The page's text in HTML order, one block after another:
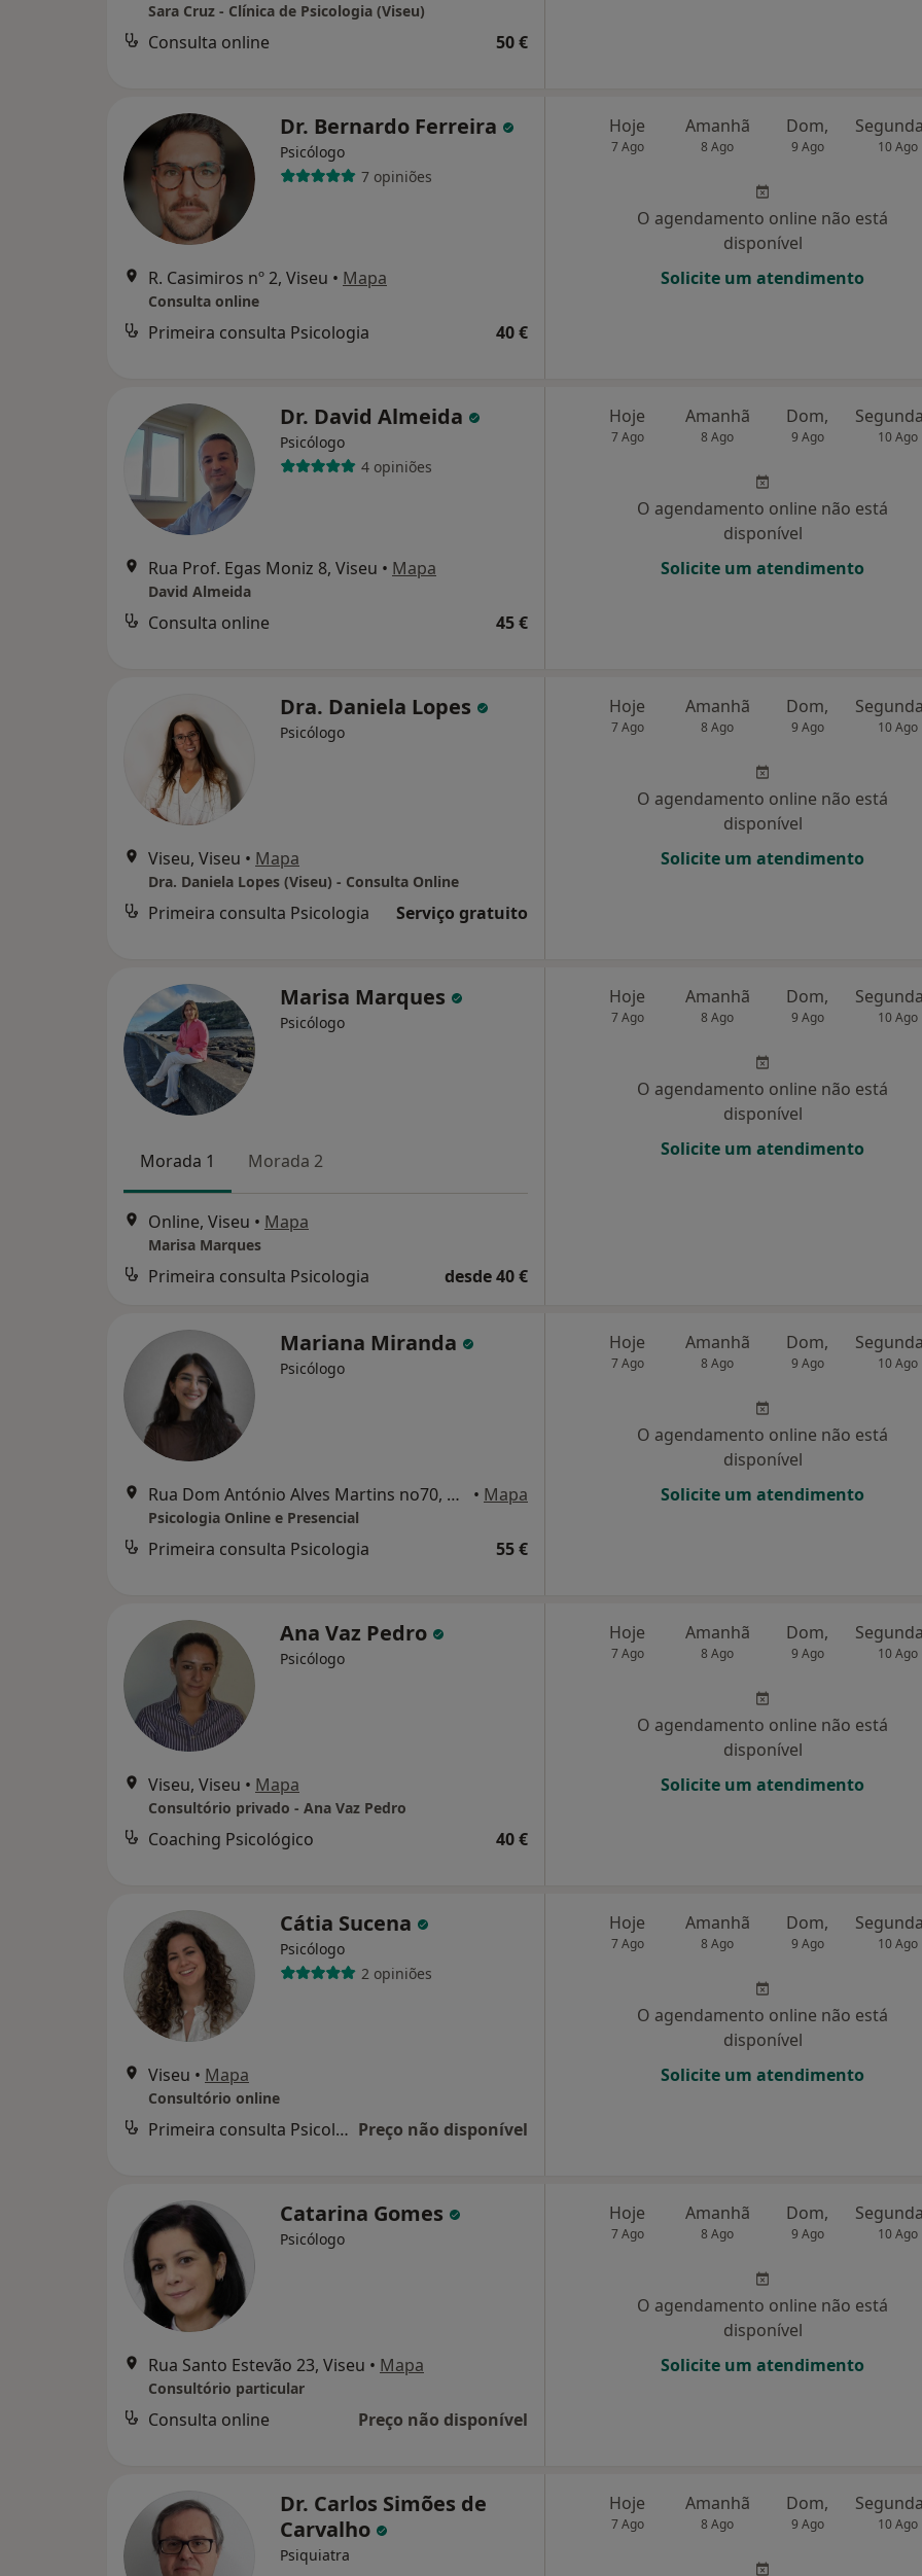
Sara Cruz - Clínica de Psicologia (Viseu)
Consulta online 50 €
Dr. Bernardo Ferreira
Psicólogo
7 opiniões
R. Casimiros nº 2, Viseu • Mapa
Consulta online
Primeira consulta Psicologia 40 €
Hoje
7 Ago
Amanhã
8 Ago
Dom,
9 Ago 10 Ago
O agendamento online não está
disponível
Solicite um atendimento
Dr. David Almeida
Psicólogo
4 opiniões
Rua Prof. Egas Moniz 8, Viseu • Mapa
David Almeida
Consulta online 45 €
Hoje
7 Ago
Amanhã
8 Ago
Dom,
9 Ago 10 Ago
O agendamento online não está
disponível
Solicite um atendimento
Dra. Daniela Lopes
Psicólogo
Viseu, Viseu • Mapa
Dra. Daniela Lopes (Viseu) - Consulta Online
Primeira consulta Psicologia Serviço gratuito
Hoje
7 Ago
Amanhã
8 Ago
Dom,
9 Ago 10 Ago
O agendamento online não está
disponível
Solicite um atendimento
Marisa Marques
Psicólogo
Morada 1 Morada 2
Online, Viseu • Mapa
Marisa Marques
Primeira consulta Psicologia desde 40 €
Hoje
7 Ago
Amanhã
8 Ago
Dom,
9 Ago 10 Ago
O agendamento online não está
disponível
Solicite um atendimento
Mariana Miranda
Psicólogo
Rua Dom António Alves Martins no70, Viseu • Mapa
Psicologia Online e Presencial
Primeira consulta Psicologia 55 €
Hoje
7 Ago
Amanhã
8 Ago
Dom,
9 Ago 10 Ago
O agendamento online não está
disponível
Solicite um atendimento
Ana Vaz Pedro
Psicólogo
Viseu, Viseu • Mapa
Consultório privado - Ana Vaz Pedro
Coaching Psicológico 40 €
Hoje
7 Ago
Amanhã
8 Ago
Dom,
9 Ago 10 Ago
O agendamento online não está
disponível
Solicite um atendimento
Cátia Sucena
Psicólogo
2 opiniões
Viseu • Mapa
Consultório online
Primeira consulta Psicologia Preço não disponível
Hoje
7 Ago
Amanhã
8 Ago
Dom,
9 Ago 10 Ago
O agendamento online não está
disponível
Solicite um atendimento
Catarina Gomes
Psicólogo
Rua Santo Estevão 23, Viseu • Mapa
Consultório particular
Consulta online Preço não disponível
Hoje
7 Ago
Amanhã
8 Ago
Dom,
9 Ago 10 Ago
O agendamento online não está
disponível
Solicite um atendimento
Dr. Carlos Simões de
Carvalho
Psiquiatra
Hoje
7 Ago
Amanhã
8 Ago
Dom,
9 Ago 10 Ago